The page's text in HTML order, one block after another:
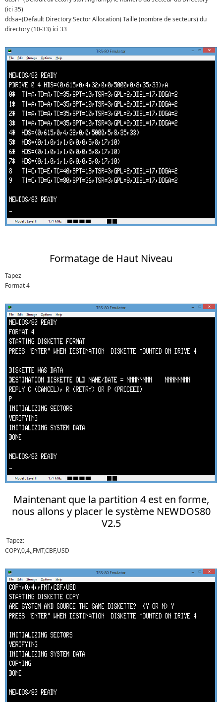
(ici 35)
ddsa=(Default Directory Sector Allocation) Taille (nombre de secteurs) du
directory (10-33) ici 33
Formatage de Haut Niveau
Tapez
Format 4
Maintenant que la partition 4 est en forme,
nous allons y placer le système NEWDOS80
V2.5
Tapez:
COPY,0,4,,FMT,CBF,USD